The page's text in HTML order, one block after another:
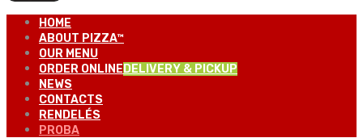
HOME
ABOUT PIZZA™
OUR MENU
ORDER ONLINE DELIVERY & PICKUP
NEWS
CONTACTS
RENDELÉS
PROBA